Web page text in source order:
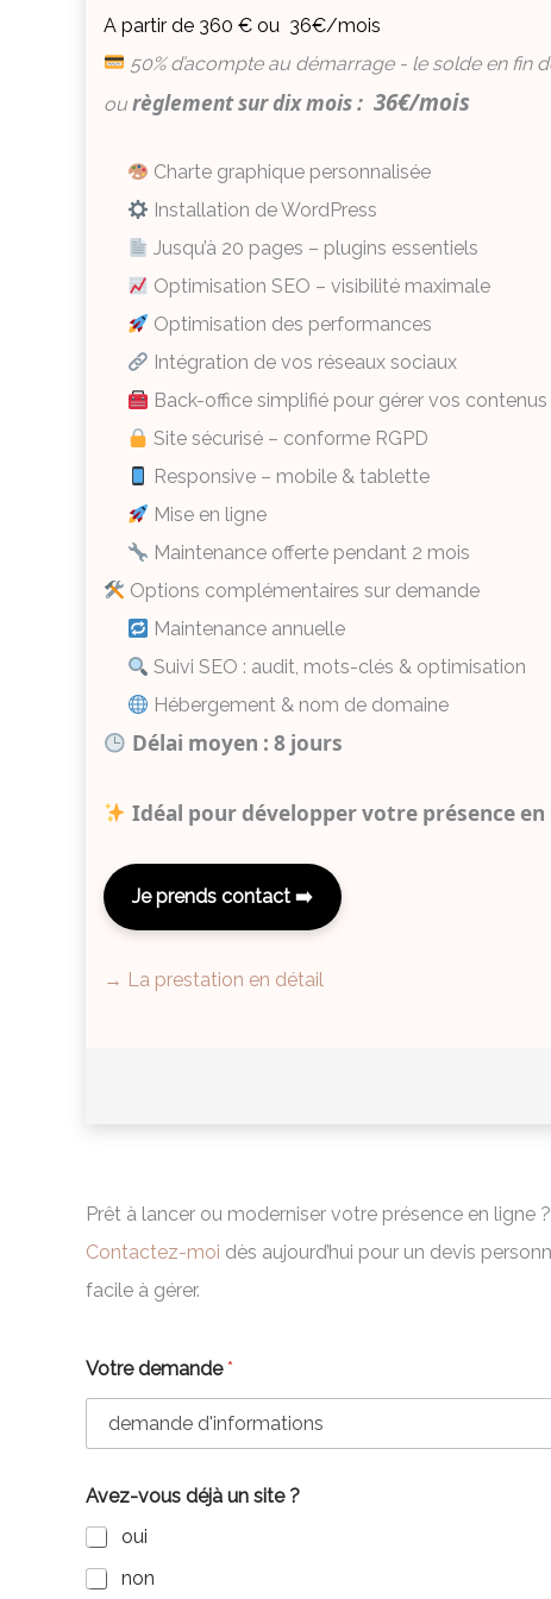
A partir de 360 € ou 36€/mois
50% d’acompte au démarrage - le solde en fin
ou règlement sur dix mois : 36€/mois
Charte graphique personnalisée
Installation de WordPress
Jusqu’à 20 pages – plugins essentiels
Optimisation SEO – visibilité maximale
Optimisation des performances
Intégration de vos réseaux sociaux
Back-office simplifié pour gérer vos
Site sécurisé – conforme RGPD
Responsive – mobile & tablette
Mise en ligne
Maintenance offerte pendant 2 mois
Options complémentaires sur demande
Maintenance annuelle
Suivi SEO : audit, mots-clés & optimisation
Hébergement & nom de domaine
Délai moyen : 8 jours
Idéal pour développer votre présence en
Je prends contact
→ La prestation en détail
Prêt à lancer ou moderniser votre présence en ligne ?
Contactez-moi dès aujourd’hui pour un devis
facile à gérer.
Votre demande*
Avez-vous déjà un site ?
oui
non